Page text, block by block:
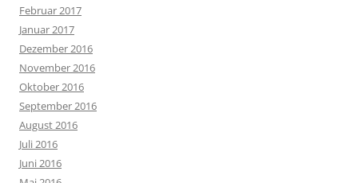
Februar 2017
Januar 2017
Dezember 2016
November 2016
Oktober 2016
September 2016
August 2016
Juli 2016
Juni 2016